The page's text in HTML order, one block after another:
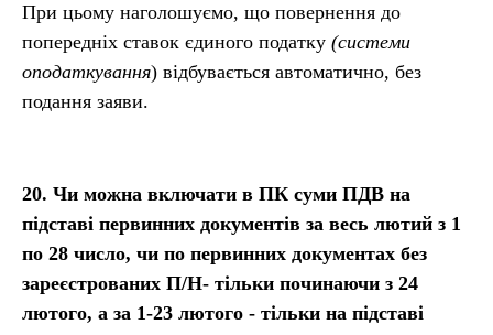
При цьому наголошуємо, що повернення до
попередніх ставок єдиного податку (системи
оподаткування) відбувається автоматично, без
подання заяви.
20. Чи можна включати в ПК суми ПДВ на
підставі первинних документів за весь лютий з 1
по 28 число, чи по первинних документах без
зареєстрованих П/Н- тільки починаючи з 24
лютого, а за 1-23 лютого - тільки на підставі